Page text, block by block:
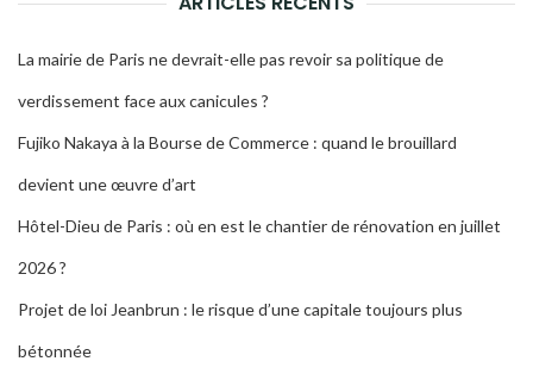
La mairie de Paris ne devrait-elle pas revoir sa politique de
verdissement face aux canicules ?
Fujiko Nakaya à la Bourse de Commerce : quand le brouillard
devient une œuvre d’art
Hôtel-Dieu de Paris : où en est le chantier de rénovation en juillet
2026 ?
Projet de loi Jeanbrun : le risque d’une capitale toujours plus
bétonnée